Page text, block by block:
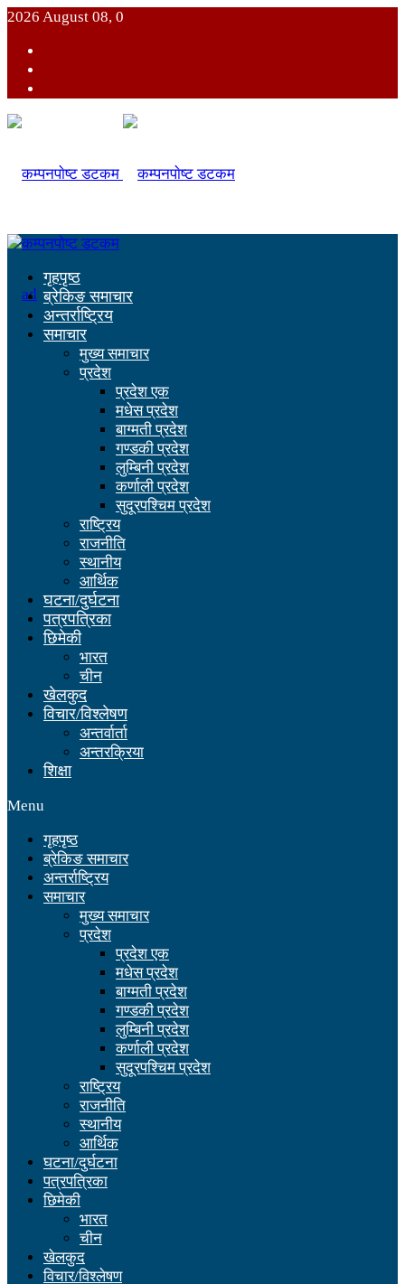
2026 August 08, 0
गृहपृष्ठ
ब्रेकिङ समाचार
अन्तर्राष्ट्रिय
समाचार
मुख्य समाचार
प्रदेश
प्रदेश एक
मधेस प्रदेश
बाग्मती प्रदेश
गण्डकी प्रदेश
लुम्बिनी प्रदेश
कर्णाली प्रदेश
सुदूरपश्चिम प्रदेश
राष्ट्रिय
राजनीति
स्थानीय
आर्थिक
घटना/दुर्घटना
पत्रपत्रिका
छिमेकी
भारत
चीन
खेलकुद
विचार/विश्लेषण
अन्तर्वार्ता
अन्तरक्रिया
शिक्षा
Menu
गृहपृष्ठ
ब्रेकिङ समाचार
अन्तर्राष्ट्रिय
समाचार
मुख्य समाचार
प्रदेश
प्रदेश एक
मधेस प्रदेश
बाग्मती प्रदेश
गण्डकी प्रदेश
लुम्बिनी प्रदेश
कर्णाली प्रदेश
सुदूरपश्चिम प्रदेश
राष्ट्रिय
राजनीति
स्थानीय
आर्थिक
घटना/दुर्घटना
पत्रपत्रिका
छिमेकी
भारत
चीन
खेलकुद
विचार/विश्लेषण